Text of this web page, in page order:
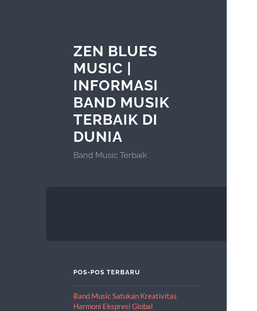
ZEN BLUES
MUSIC |
INFORMASI
BAND MUSIK
TERBAIK DI
DUNIA
Band Music Terbaik
POS-POS TERBARU
Band Music Satukan Kreativitas
Harmoni Ekspresi Global